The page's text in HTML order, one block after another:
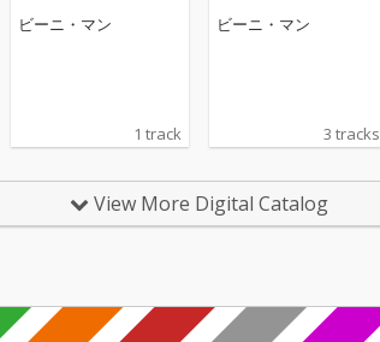
ビーニ・マン
1 track
ビーニ・マン
3 tracks
View More Digital Catalog